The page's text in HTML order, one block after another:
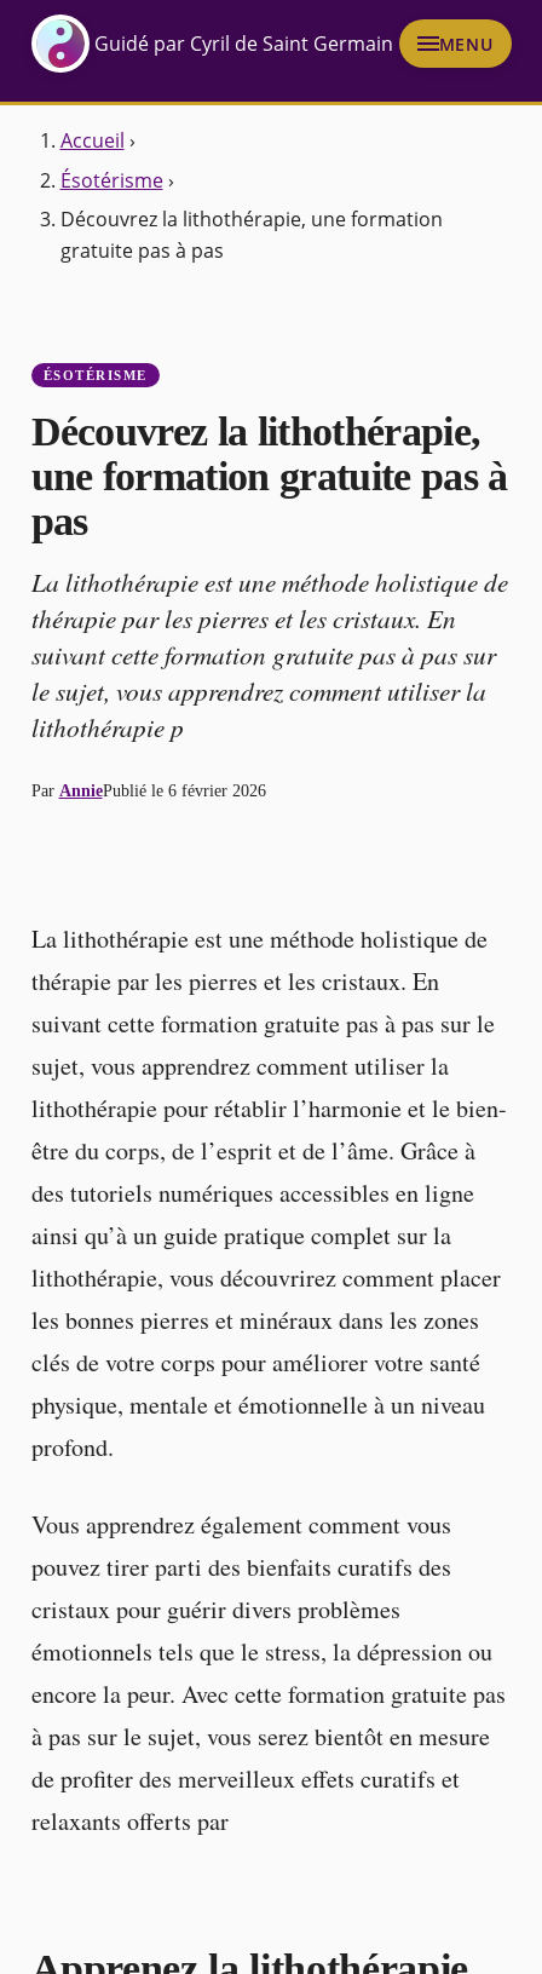
Guidé par Cyril de Saint Germain MENU
Accueil ›
Ésotérisme ›
Découvrez la lithothérapie, une formation
gratuite pas à pas
ÉSOTÉRISME
Découvrez la lithothérapie,
une formation gratuite pas à
pas
La lithothérapie est une méthode holistique de
thérapie par les pierres et les cristaux. En
suivant cette formation gratuite pas à pas sur
le sujet, vous apprendrez comment utiliser la
lithothérapie p
Par AnniePublié le 6 février 2026
La lithothérapie est une méthode holistique de
thérapie par les pierres et les cristaux. En
suivant cette formation gratuite pas à pas sur le
sujet, vous apprendrez comment utiliser la
lithothérapie pour rétablir l’harmonie et le bien-
être du corps, de l’esprit et de l’âme. Grâce à
des tutoriels numériques accessibles en ligne
ainsi qu’à un guide pratique complet sur la
lithothérapie, vous découvrirez comment placer
les bonnes pierres et minéraux dans les zones
clés de votre corps pour améliorer votre santé
physique, mentale et émotionnelle à un niveau
profond.
Vous apprendrez également comment vous
pouvez tirer parti des bienfaits curatifs des
cristaux pour guérir divers problèmes
émotionnels tels que le stress, la dépression ou
encore la peur. Avec cette formation gratuite pas
à pas sur le sujet, vous serez bientôt en mesure
de profiter des merveilleux effets curatifs et
relaxants offerts par